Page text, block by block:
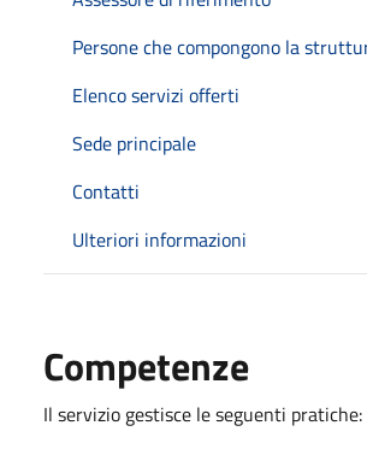
Persone che compongono la
Elenco servizi offerti
Sede principale
Contatti
Ulteriori informazioni
Competenze
Il servizio gestisce le seguenti pratiche: